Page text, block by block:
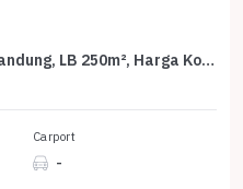
Rumah Dijual di Margahayu, Bandung, LB 250m², Harga Kompetitif!
Carport
-